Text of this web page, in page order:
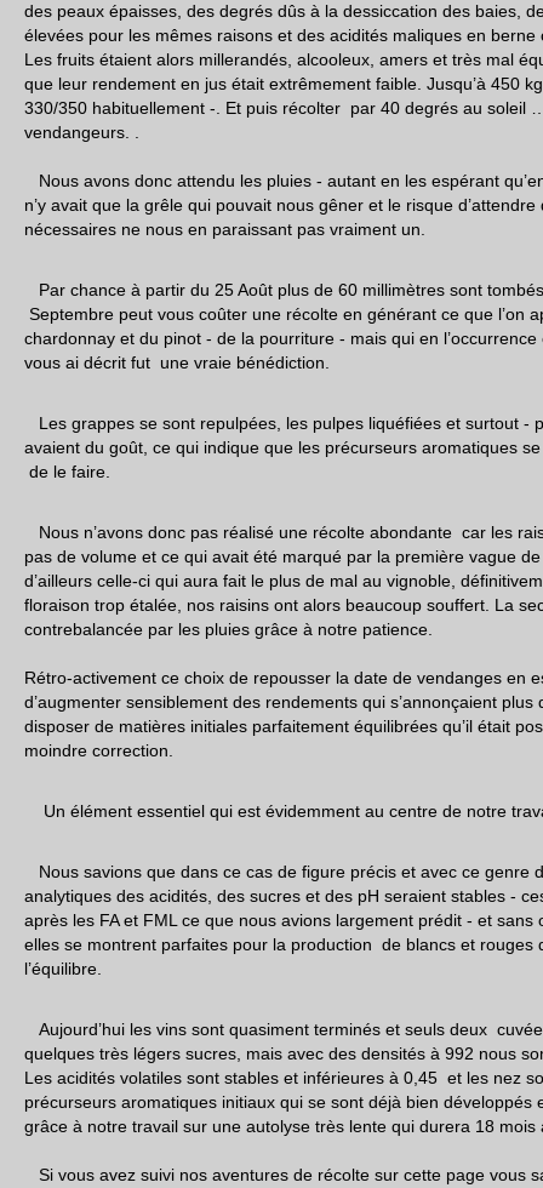
des peaux épaisses, des degrés dûs à la dessiccation des baies,
élevées pour les mêmes raisons et des acidités maliques en
Les fruits étaient alors millerandés, alcooleux, amers et très mal
que leur rendement en jus était extrêmement faible. Jusqu’à 450
330/350 habituellement -. Et puis récolter par 40 degrés au soleil
vendangeurs. .
Nous avons donc attendu les pluies - autant en les espérant
n’y avait que la grêle qui pouvait nous gêner et le risque
nécessaires ne nous en paraissant pas vraiment un.
Par chance à partir du 25 Août plus de 60 millimètres sont
Septembre peut vous coûter une récolte en générant ce que l’on
chardonnay et du pinot - de la pourriture - mais qui en
vous ai décrit fut une vraie bénédiction.
Les grappes se sont repulpées, les pulpes liquéfiées et surtout -
avaient du goût, ce qui indique que les précurseurs aromatiques
de le faire.
Nous n’avons donc pas réalisé une récolte abondante car les
pas de volume et ce qui avait été marqué par la première vague de
d’ailleurs celle-ci qui aura fait le plus de mal au vignoble,
floraison trop étalée, nos raisins ont alors beaucoup souffert. La
contrebalancée par les pluies grâce à notre patience.
Rétro-activement ce choix de repousser la date de vendanges en
d’augmenter sensiblement des rendements qui s’annonçaient
disposer de matières initiales parfaitement équilibrées qu’il était
moindre correction.
Un élément essentiel qui est évidemment au centre de notre
Nous savions que dans ce cas de figure précis et avec ce genre
analytiques des acidités, des sucres et des pH seraient stables -
après les FA et FML ce que nous avions largement prédit - et sans
elles se montrent parfaites pour la production de blancs et rouges
l’équilibre.
Aujourd’hui les vins sont quasiment terminés et seuls deux
quelques très légers sucres, mais avec des densités à 992 nous
Les acidités volatiles sont stables et inférieures à 0,45 et les nez
précurseurs aromatiques initiaux qui se sont déjà bien développés
grâce à notre travail sur une autolyse très lente qui durera 18
Si vous avez suivi nos aventures de récolte sur cette page vous